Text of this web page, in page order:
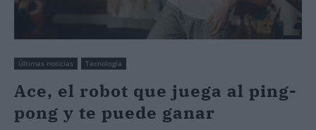
Últimas noticias Tecnología
Ace, el robot que juega al ping-
pong y te puede ganar